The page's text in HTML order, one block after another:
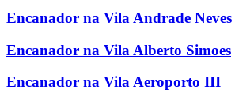
Encanador na Vila Andrade Neves
Encanador na Vila Alberto Simoes
Encanador na Vila Aeroporto III